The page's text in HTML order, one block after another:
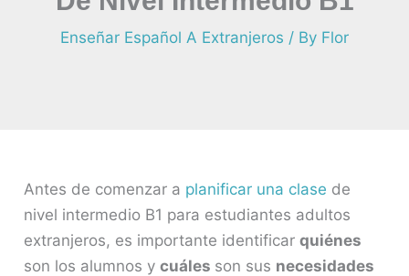
Enseñar Español A Extranjeros / By Flor
Antes de comenzar a planificar una clase de
nivel intermedio B1 para estudiantes adultos
extranjeros, es importante identificarquiénes
son los alumnos ycuáles son sus necesidades